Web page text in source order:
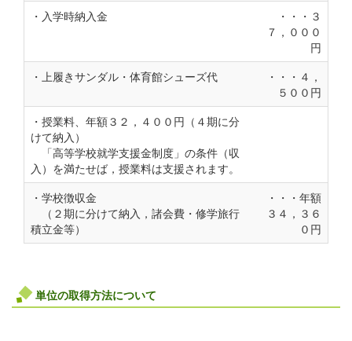
・入学時納入金
・・・３
７，０００
円
・上履きサンダル・体育館シューズ代
・・・４，
５００円
・授業料、年額３２，４００円（４期に分
けて納入）
「高等学校就学支援金制度」の条件（収
入）を満たせば，授業料は支援されます。
・学校徴収金
（２期に分けて納入，諸会費・修学旅行
積立金等）
・・・年額
３４，３６
０円
単位の取得方法について